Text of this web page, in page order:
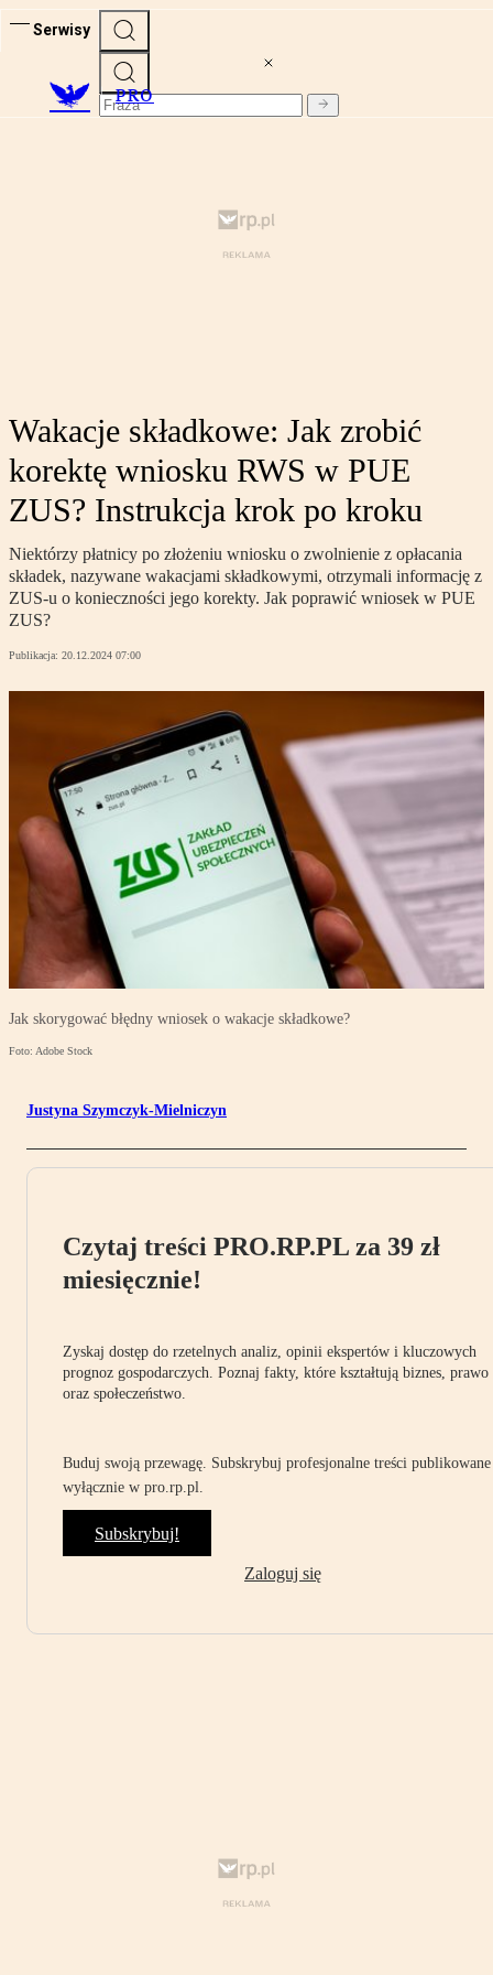
Serwisy
PRO
Wakacje składkowe: Jak zrobić
korektę wniosku RWS w PUE
ZUS? Instrukcja krok po kroku
Niektórzy płatnicy po złożeniu wniosku o zwolnienie z opłacania
składek, nazywane wakacjami składkowymi, otrzymali informację z
ZUS-u o konieczności jego korekty. Jak poprawić wniosek w PUE
ZUS?
Publikacja: 20.12.2024 07:00
Jak skorygować błędny wniosek o wakacje składkowe?
Foto: Adobe Stock
Justyna Szymczyk-Mielniczyn
Czytaj treści PRO.RP.PL za 39 zł
miesięcznie!
Zyskaj dostęp do rzetelnych analiz, opinii ekspertów i kluczowych
prognoz gospodarczych. Poznaj fakty, które kształtują biznes, prawo
oraz społeczeństwo.
Buduj swoją przewagę. Subskrybuj profesjonalne treści publikowane
wyłącznie w pro.rp.pl.
Subskrybuj!
Zaloguj się